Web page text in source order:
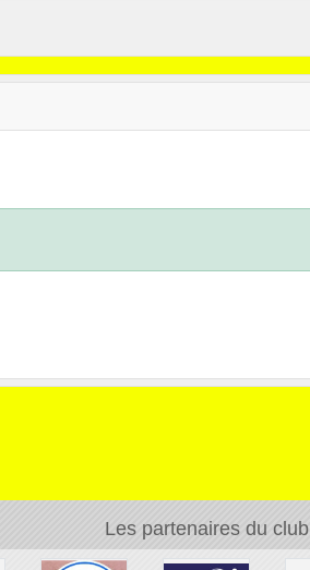
Les partenaires du club